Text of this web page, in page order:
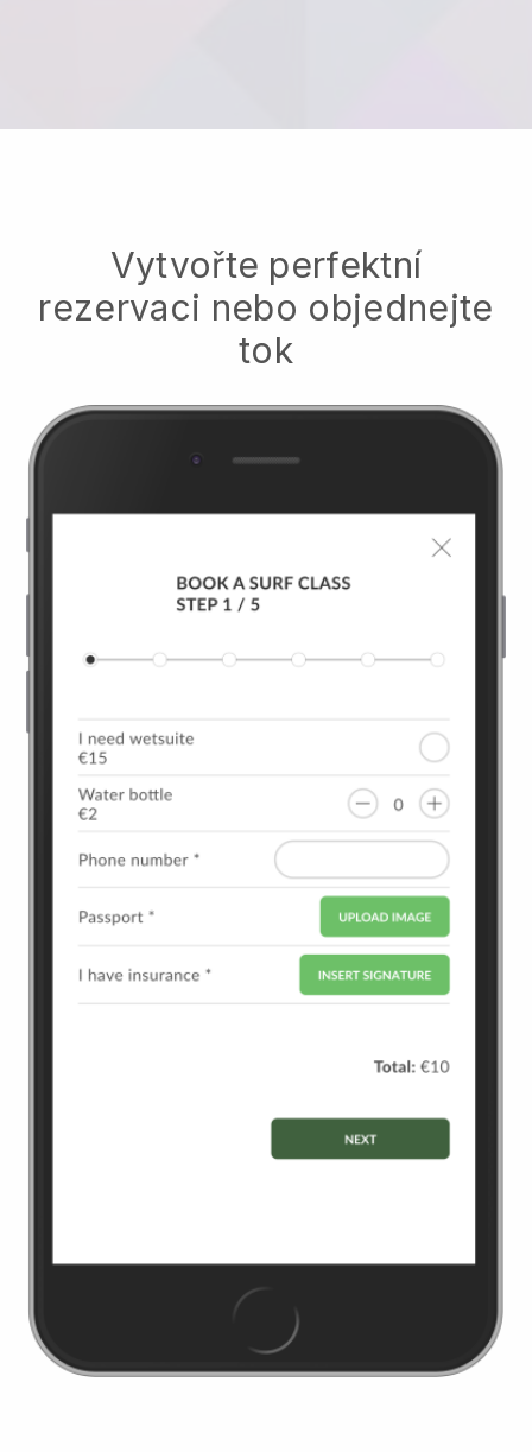
Vytvořte perfektní
rezervaci nebo objednejte
tok